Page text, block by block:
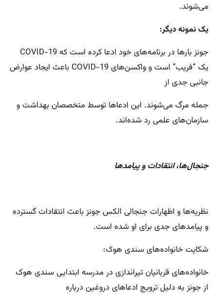
می‌شوند.
یک نمونه دیگر:
جونز بارها در برنامه‌های خود ادعا کرده است که COVID-19
یک “فریب” است و واکسن‌های COVID-19 باعث ایجاد عوارض
جانبی جدی از
جمله مرگ می‌شوند. این ادعاها توسط متخصصان بهداشت و
سازمان‌های علمی رد شده‌اند.
جنجال‌ها، انتقادات و پیامدها
نظریه‌ها و اظهارات جنجالی الکس جونز باعث انتقادات گسترده
و پیامدهای جدی برای او شده است.
شکایت خانواده‌های سندی هوک:
خانواده‌های قربانیان تیراندازی در مدرسه ابتدایی سندی هوک
از جونز به دلیل ترویج ادعاهای دروغین درباره